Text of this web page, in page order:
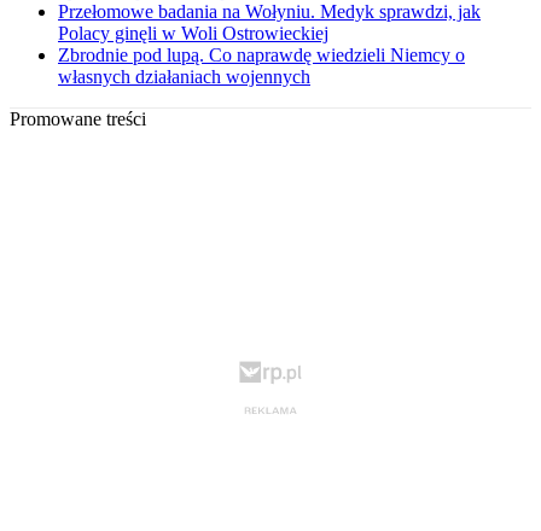
Przełomowe badania na Wołyniu. Medyk sprawdzi, jak
Polacy ginęli w Woli Ostrowieckiej
Zbrodnie pod lupą. Co naprawdę wiedzieli Niemcy o
własnych działaniach wojennych
Promowane treści